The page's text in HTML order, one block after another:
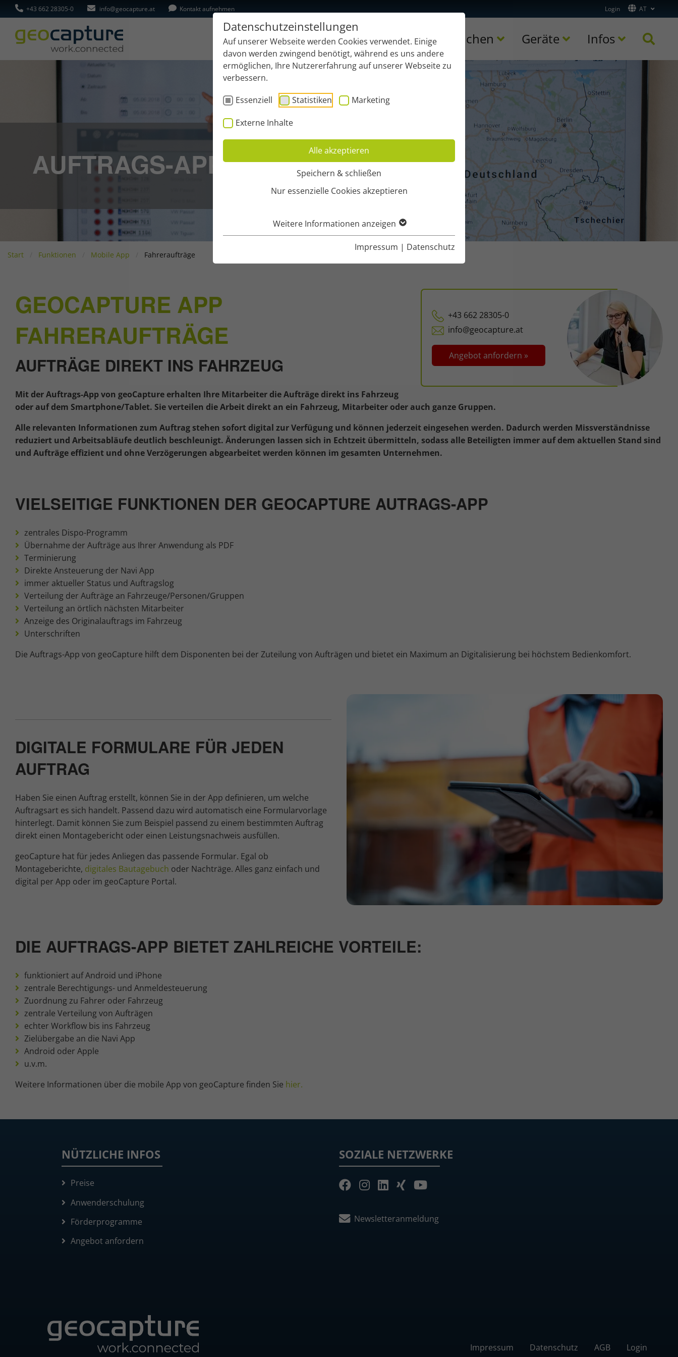
Datenschutzeinstellungen
Auf unserer Webseite werden Cookies verwendet. Einige
davon werden zwingend benötigt, während es uns andere
ermöglichen, Ihre Nutzererfahrung auf unserer Webseite zu
verbessern.
Essenziell
Statistiken Marketing
Externe Inhalte
Alle akzeptieren
Speichern & schließen
Nur essenzielle Cookies akzeptieren
Weitere Informationen anzeigen
Impressum | Datenschutz
+43 662 28305-0 info@geocapture.at Kontakt aufnehmen Login AT
NEU: geonardo.ai Funktionen Branchen Geräte Infos
AUFTRAGS-APP
Start Funktionen Mobile App Fahreraufträge
+43 662 28305-0
info@geocapture.at
Angebot anfordern »
GEOCAPTURE APP
FAHRERAUFTRÄGE
AUFTRÄGE DIREKT INS FAHRZEUG
Mit der Auftrags-App von geoCapture erhalten Ihre Mitarbeiter die Aufträge direkt ins Fahrzeug
oder auf dem Smartphone/Tablet. Sie verteilen die Arbeit direkt an ein Fahrzeug, Mitarbeiter oder auch ganze Gruppen.
Alle relevanten Informationen zum Auftrag stehen sofort digital zur Verfügung und können jederzeit eingesehen werden. Dadurch werden Missverständnisse
reduziert und Arbeitsabläufe deutlich beschleunigt. Änderungen lassen sich in Echtzeit übermitteln, sodass alle Beteiligten immer auf dem aktuellen Stand sind
und Aufträge effizient und ohne Verzögerungen abgearbeitet werden können im gesamten Unternehmen.
VIELSEITIGE FUNKTIONEN DER GEOCAPTURE AUTRAGS-APP
zentrales Dispo-Programm
Übernahme der Aufträge aus Ihrer Anwendung als PDF
Terminierung
Direkte Ansteuerung der Navi App
immer aktueller Status und Auftragslog
Verteilung der Aufträge an Fahrzeuge/Personen/Gruppen
Verteilung an örtlich nächsten Mitarbeiter
Anzeige des Originalauftrags im Fahrzeug
Unterschriften
Die Auftrags-App von geoCapture hilft dem Disponenten bei der Zuteilung von Aufträgen und bietet ein Maximum an Digitalisierung bei höchstem Bedienkomfort.
DIGITALE FORMULARE FÜR JEDEN
AUFTRAG
Haben Sie einen Auftrag erstellt, können Sie in der App definieren, um welche
Auftragsart es sich handelt. Passend dazu wird automatisch eine Formularvorlage
hinterlegt. Damit können Sie zum Beispiel passend zu einem bestimmten Auftrag
direkt einen Montagebericht oder einen Leistungsnachweis ausfüllen.
geoCapture hat für jedes Anliegen das passende Formular. Egal ob
Montageberichte, digitales Bautagebuch oder Nachträge. Alles ganz einfach und
digital per App oder im geoCapture Portal.
DIE AUFTRAGS-APP BIETET ZAHLREICHE VORTEILE:
funktioniert auf Android und iPhone
zentrale Berechtigungs- und Anmeldesteuerung
Zuordnung zu Fahrer oder Fahrzeug
zentrale Verteilung von Aufträgen
echter Workflow bis ins Fahrzeug
Zielübergabe an die Navi App
Android oder Apple
u.v.m.
Weitere Informationen über die mobile App von geoCapture finden Sie hier.
NÜTZLICHE INFOS
Preise
Anwenderschulung
Förderprogramme
Angebot anfordern
SOZIALE NETZWERKE
Newsletteranmeldung
Impressum Datenschutz AGB Login